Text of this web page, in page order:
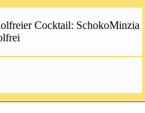
Cocktail: SchokoMinzia